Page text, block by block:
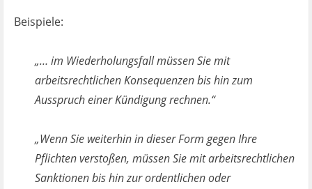
Beispiele:
„… im Wiederholungsfall müssen Sie mit
arbeitsrechtlichen Konsequenzen bis hin zum
Ausspruch einer Kündigung rechnen.“
„Wenn Sie weiterhin in dieser Form gegen Ihre
Pflichten verstoßen, müssen Sie mit arbeitsrechtlichen
Sanktionen bis hin zur ordentlichen oder